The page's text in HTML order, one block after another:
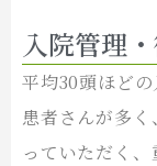
入院管理
平均30頭ほど
患者さんが多
っていただく、